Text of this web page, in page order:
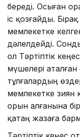
береді. Осыған
іс қозғайды.
мемлекетке
дәлелдейді.
ол Тәртіптік
мүшелері
тұлғалардың
мемлекетке зиян
орын алғанына
қатаң жазаға